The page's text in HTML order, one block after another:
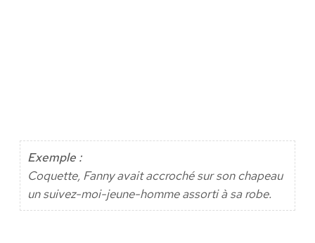
Exemple :
Coquette, Fanny avait accroché sur son chapeau
un suivez-moi-jeune-homme assorti à sa robe.